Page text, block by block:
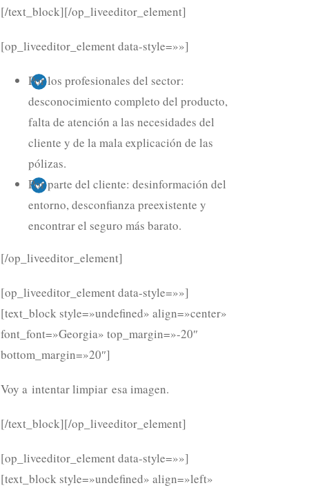
[/text_block][/op_liveeditor_element]
[op_liveeditor_element data-style=»»]
Por los profesionales del sector:
desconocimiento completo del producto,
falta de atención a las necesidades del
cliente y de la mala explicación de las
pólizas.
Por parte del cliente: desinformación del
entorno, desconfianza preexistente y
encontrar el seguro más barato.
[/op_liveeditor_element]
[op_liveeditor_element data-style=»»]
[text_block style=»undefined» align=»center»
font_font=»Georgia» top_margin=»-20″
bottom_margin=»20″]
Voy a intentar limpiar esa imagen.
[/text_block][/op_liveeditor_element]
[op_liveeditor_element data-style=»»]
[text_block style=»undefined» align=»left»